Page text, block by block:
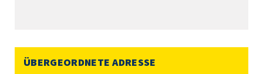
ÜBERGEORDNETE ADRESSE